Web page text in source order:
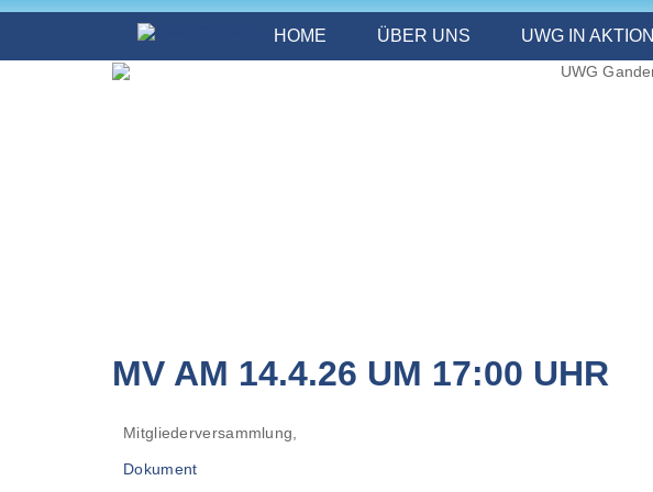
HOME ÜBER UNS UWG IN AKTION
MV AM 14.4.26 UM 17:00 UHR
Mitgliederversammlung,
Dokument